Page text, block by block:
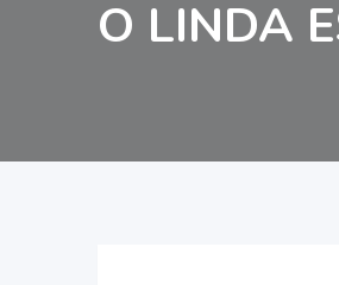
O LINDA